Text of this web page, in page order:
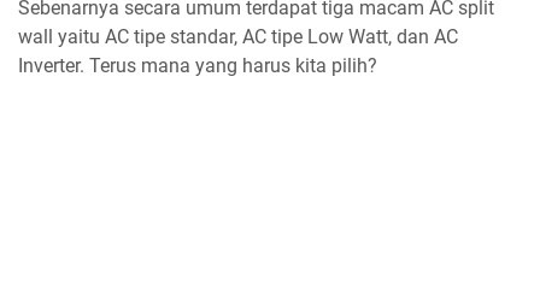
Sebenarnya secara umum terdapat tiga macam AC split
wall yaitu AC tipe standar, AC tipe Low Watt, dan AC
Inverter. Terus mana yang harus kita pilih?